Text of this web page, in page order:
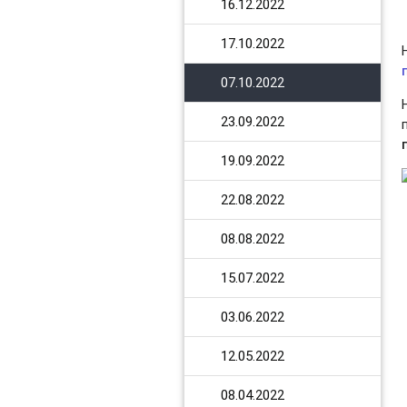
16.12.2022
17.10.2022
07.10.2022
23.09.2022
19.09.2022
22.08.2022
08.08.2022
15.07.2022
03.06.2022
12.05.2022
08.04.2022